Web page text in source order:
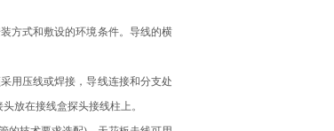
方式和敷设的环境条件。导线的横
用压线或焊接，导线连接和分支处
放在接线盒探头接线柱上。